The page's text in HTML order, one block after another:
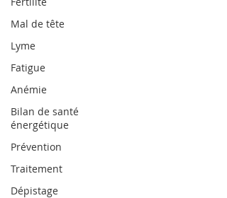
Mal de tête
Lyme
Fatigue
Anémie
Bilan de santé
énergétique
Prévention
Traitement
Dépistage